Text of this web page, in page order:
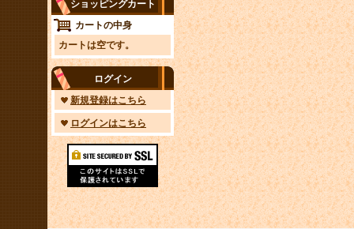
ショッピングカート
カートの中身
カートは空です。
ログイン
新規登録はこちら
ログインはこちら